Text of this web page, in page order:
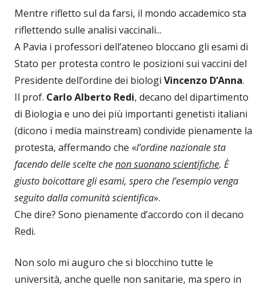
Mentre rifletto sul da farsi, il mondo accademico sta
riflettendo sulle analisi vaccinali...
A Pavia i professori dell’ateneo bloccano gli esami di
Stato per protesta contro le posizioni sui vaccini del
Presidente dell’ordine dei biologi Vincenzo D’Anna.
Il prof. Carlo Alberto Redi, decano del dipartimento
di Biologia e uno dei più importanti genetisti italiani
(dicono i media mainstream) condivide pienamente la
protesta, affermando che «l’ordine nazionale sta
facendo delle scelte chenon suonano scientifiche. È
giusto boicottare gli esami, spero che l’esempio venga
seguito dalla comunità scientifica».
Che dire? Sono pienamente d’accordo con il decano
Redi.
Non solo mi auguro che si blocchino tutte le
università, anche quelle non sanitarie, ma spero in